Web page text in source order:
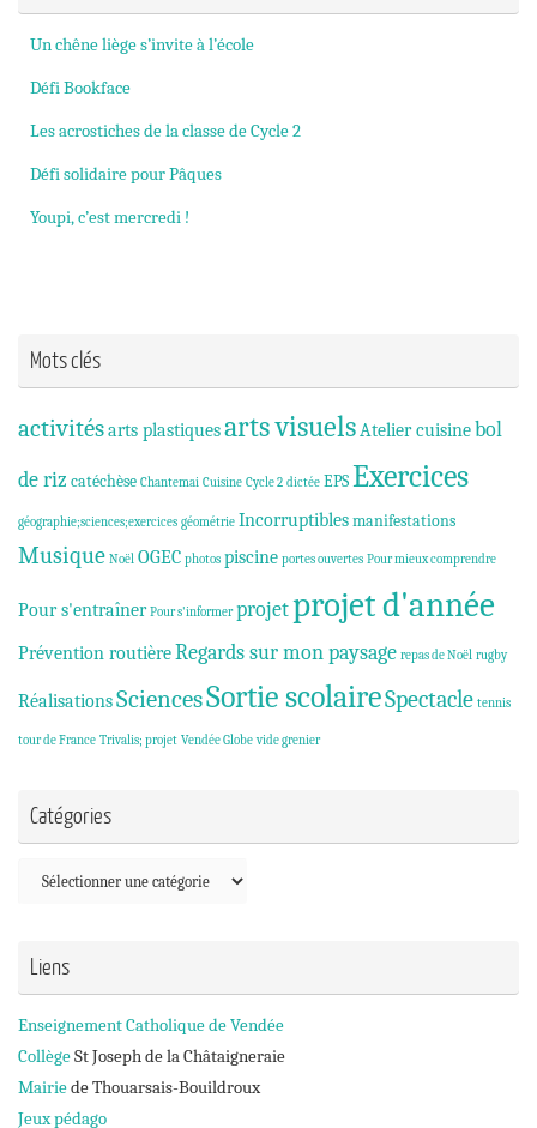
Un chêne liège s’invite à l’école
Défi Bookface
Les acrostiches de la classe de Cycle 2
Défi solidaire pour Pâques
Youpi, c’est mercredi !
Mots clés
activitésarts plastiquesarts visuelsAtelier cuisinebol
de riz catéchèse Chantemai Cuisine Cycle 2 dictée EPSExercices
géographie;sciences;exercices géométrie Incorruptiblesmanifestations
Musique Noël OGEC photos piscine portes ouvertes Pour mieux comprendre
Pour s'entraîner Pour s'informer projetprojet d'année
Prévention routièreRegards sur mon paysage repas de Noël rugby
RéalisationsSciencesSortie scolaireSpectacle tennis
tour de France Trivalis; projet Vendée Globe vide grenier
Catégories
Catégories
Liens
Enseignement Catholique de Vendée
CollègeSt Joseph de la Châtaigneraie
Mairiede Thouarsais-Bouildroux
Jeux pédago